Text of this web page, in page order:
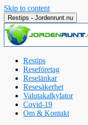
Skip to content
Restips - Jordenrunt.nu
Restips
Reseföretag
Reselänkar
Resesäkerhet
Valutakalkylator
Covid-19
Om & Kontakt